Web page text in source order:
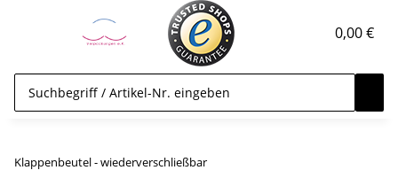
0,00 €
Klappenbeutel - wiederverschließbar